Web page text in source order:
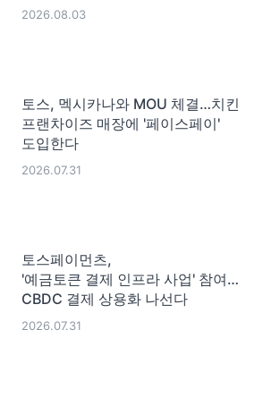
2026.08.03
토스, 멕시카나와 MOU 체결…치킨
프랜차이즈 매장에 '페이스페이'
도입한다
2026.07.31
토스페이먼츠,
'예금토큰 결제 인프라 사업' 참여…
CBDC 결제 상용화 나선다
2026.07.31